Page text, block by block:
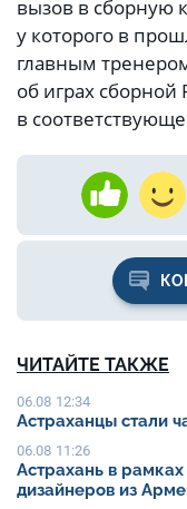
вызов в сборную
у которого в
главным
об играх
в
ЧИТАЙТЕ ТАКЖЕ
06.08 12:34
Астраханцы стали
06.08 11:26
Астрахань в
дизайнеров из